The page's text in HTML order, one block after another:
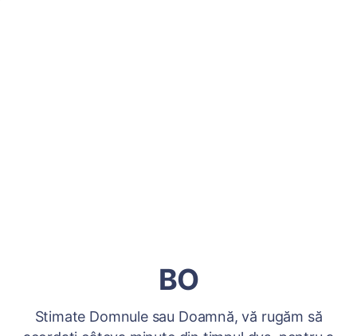
BO
Stimate Domnule sau Doamnă, vă rugăm să